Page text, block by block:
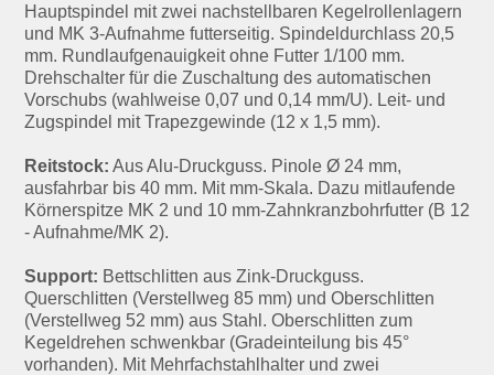
Hauptspindel mit zwei nachstellbaren Kegelrollenlagern
und MK 3-Aufnahme futterseitig. Spindeldurchlass 20,5
mm. Rundlaufgenauigkeit ohne Futter 1/100 mm.
Drehschalter für die Zuschaltung des automatischen
Vorschubs (wahlweise 0,07 und 0,14 mm/U). Leit- und
Zugspindel mit Trapezgewinde (12 x 1,5 mm).
Reitstock: Aus Alu-Druckguss. Pinole Ø 24 mm,
ausfahrbar bis 40 mm. Mit mm-Skala. Dazu mitlaufende
Körnerspitze MK 2 und 10 mm-Zahnkranzbohrfutter (B 12
- Aufnahme/MK 2).
Support: Bettschlitten aus Zink-Druckguss.
Querschlitten (Verstellweg 85 mm) und Oberschlitten
(Verstellweg 52 mm) aus Stahl. Oberschlitten zum
Kegeldrehen schwenkbar (Gradeinteilung bis 45°
vorhanden). Mit Mehrfachstahlhalter und zwei